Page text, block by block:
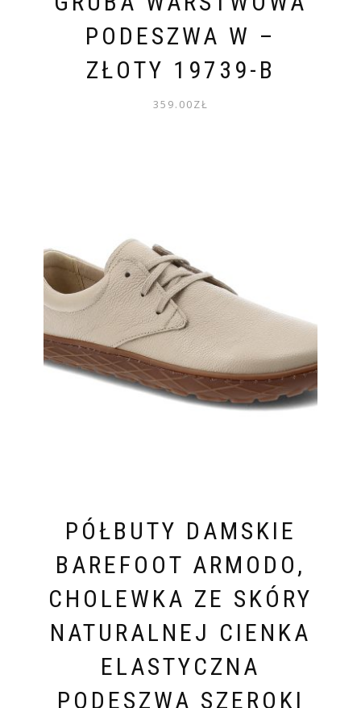
PODESZWA W –
ZŁOTY 19739-B
359.00ZŁ
PÓŁBUTY DAMSKIE
BAREFOOT ARMODO,
CHOLEWKA ZE SKÓRY
NATURALNEJ CIENKA
ELASTYCZNA
PODESZWA SZEROKI